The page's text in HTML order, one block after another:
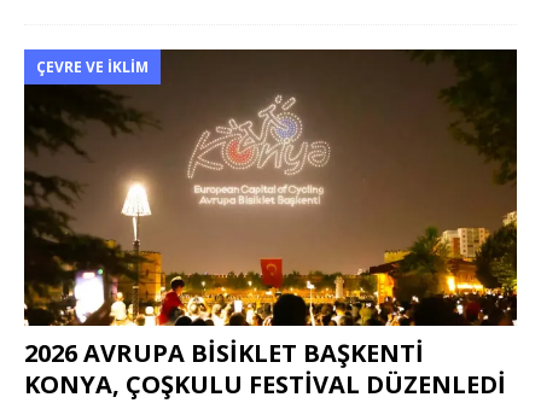
ÇEVRE VE İKLIM
2026 AVRUPA BİSİKLET BAŞKENTİ
KONYA, ÇOŞKULU FESTİVAL DÜZENLEDİ